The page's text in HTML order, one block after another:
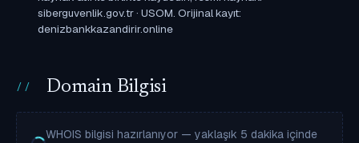
siberguvenlik.gov.tr · USOM. Orijinal kayıt:
denizbankkazandirir.online
Domain Bilgisi
WHOIS bilgisi hazırlanıyor — yaklaşık 5 dakika içinde